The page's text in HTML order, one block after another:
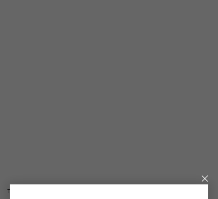
токтому текшерилет